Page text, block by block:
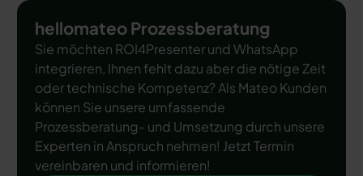
hellomateo Prozessberatung
Sie möchten ROI4Presenter und WhatsApp
integrieren, Ihnen fehlt dazu aber die nötige Zeit
oder technische Kompetenz? Als Mateo Kunden
können Sie unsere umfassende
Prozessberatung- und Umsetzung durch unsere
Experten in Anspruch nehmen! Jetzt Termin
vereinbaren und informieren!